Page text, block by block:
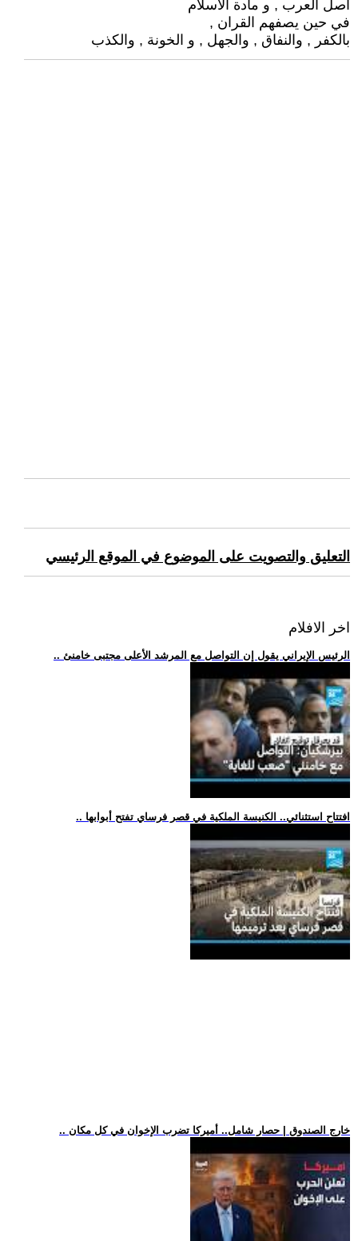
أصل العرب , و مادة الاسلام
في حين يصفهم القران ,
بالكفر , والنفاق , والجهل , و الخونة , والكذب
التعليق والتصويت على الموضوع في الموقع الرئيسي
اخر الافلام
.. الرئيس الإيراني يقول إن التواصل مع المرشد الأعلى مجتبى خامنئ
.. افتتاح استثنائي.. الكنيسة الملكية في قصر فرساي تفتح أبوابها
.. خارج الصندوق | حصار شامل.. أميركا تضرب الإخوان في كل مكان